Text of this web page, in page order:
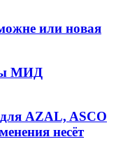
или новая
МИД
AZAL, ASCO
несёт